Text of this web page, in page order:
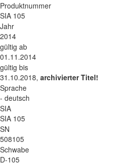
Produktnummer
SIA 105
Jahr
2014
gültig ab
01.11.2014
gültig bis
31.10.2018, archivierter Titel!
Sprache
- deutsch
SIA
SIA 105
SN
508105
Schwabe
D-105